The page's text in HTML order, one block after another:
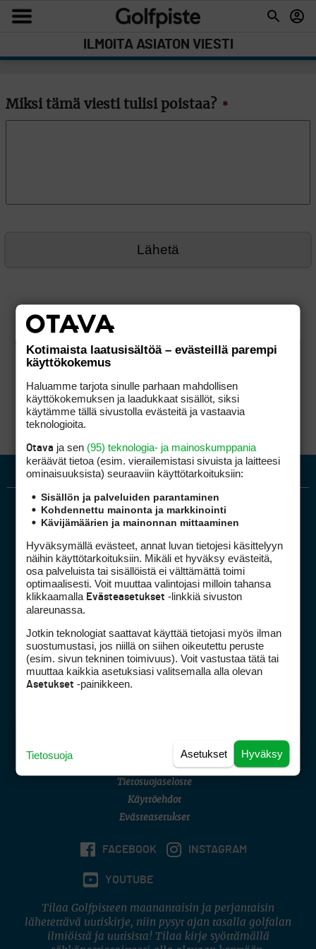
ILMOITA ASIATON VIESTI
Miksi tämä viesti tulisi poistaa? *
Golfpiste mediakortti
Golfpisteen yhteystiedot
DSA avoimuusraportti
Asiakaspalvelu
(digi) digi@otavamedia.fi
Tietosuojaseloste
Käyttöehdot
Evästeasetukset
FACEBOOK INSTAGRAM
YOUTUBE
Tilaa Golfpisteen maanantaisin ja perjantaisin
lähetettävä uutiskirje, niin pysyt ajan tasalla golfalan
ilmiöistä ja uutisista! Tilaa kirje syöttämällä
Kotimaista laatusisältöä – evästeillä parempi
käyttökokemus
Haluamme tarjota sinulle parhaan mahdollisen
käyttökokemuksen ja laadukkaat sisällöt, siksi
käytämme tällä sivustolla evästeitä ja vastaavia
teknologioita.
Otava ja sen (95) teknologia- ja mainoskumppania
keräävät tietoa (esim. vierailemis­tasi sivuista ja laitteesi
ominaisuuk­sista) seuraaviin käyttötarkoituksiin:
Sisällön ja palveluiden parantaminen
Kohdennettu mainonta ja markkinointi
Kävijämäärien ja mainonnan mittaaminen
Hyväksymällä evästeet, annat luvan tietojesi käsittelyyn
näihin käyttötarkoituksiin. Mikäli et hyväksy evästeitä,
osa palveluista tai sisällöistä ei välttämättä toimi
optimaalisesti. Voit muuttaa valintojasi milloin tahansa
klikkaamalla Evästeasetukset -linkkiä sivuston
alareunassa.
Jotkin teknologiat saattavat käyttää tietojasi myös ilman
suostumustasi, jos niillä on siihen oikeutettu peruste
(esim. sivun tekninen toimivuus). Voit vastustaa tätä tai
muuttaa kaikkia asetuksiasi valitsemalla alla olevan
Asetukset -painikkeen.
Hyväksy
Asetukset
Tietosuoja